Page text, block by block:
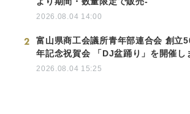
2026.08.04 14:00
2
富山県商工会議所青年部連合会 創立
年記念祝賀会 「DJ盆踊り」を開催し
2026.08.04 15:25